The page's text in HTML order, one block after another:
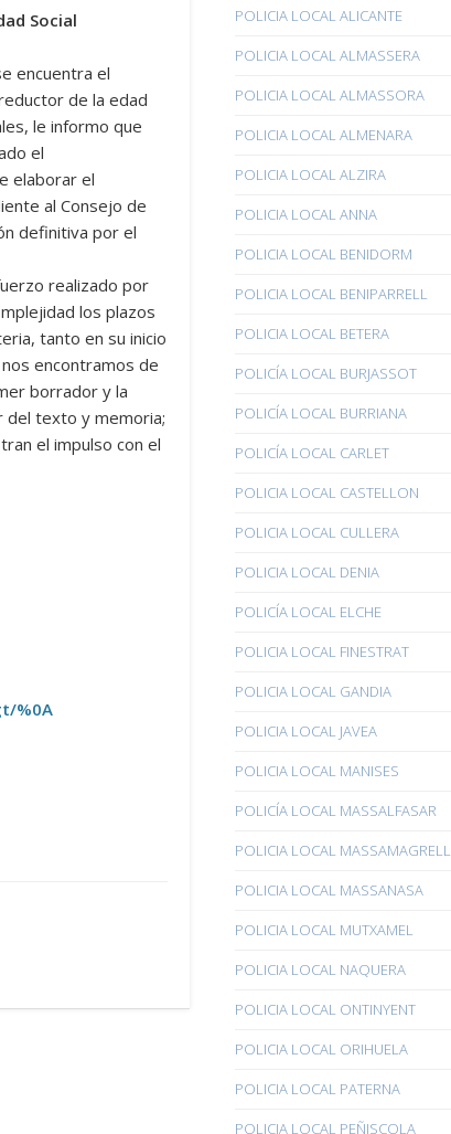
Social
encuentra el
de la edad
le informo que
el
elaborar el
al Consejo de
definitiva por el
realizado por
los plazos
tanto en su inicio
encontramos de
borrador y la
del texto y memoria;
el impulso con el
%0A
POLICIA LOCAL ALICANTE
POLICIA LOCAL ALMASSERA
POLICIA LOCAL ALMASSORA
POLICIA LOCAL ALMENARA
POLICIA LOCAL ALZIRA
POLICIA LOCAL ANNA
POLICIA LOCAL BENIDORM
POLICIA LOCAL BENIPARRELL
POLICIA LOCAL BETERA
POLICÍA LOCAL BURJASSOT
POLICÍA LOCAL BURRIANA
POLICÍA LOCAL CARLET
POLICIA LOCAL CASTELLON
POLICIA LOCAL CULLERA
POLICIA LOCAL DENIA
POLICÍA LOCAL ELCHE
POLICIA LOCAL FINESTRAT
POLICIA LOCAL GANDIA
POLICIA LOCAL JAVEA
POLICIA LOCAL MANISES
POLICÍA LOCAL MASSALFASAR
POLICIA LOCAL MASSAMAGRELL
POLICIA LOCAL MASSANASA
POLICIA LOCAL MUTXAMEL
POLICIA LOCAL NAQUERA
POLICIA LOCAL ONTINYENT
POLICIA LOCAL ORIHUELA
POLICIA LOCAL PATERNA
POLICIA LOCAL PEÑISCOLA